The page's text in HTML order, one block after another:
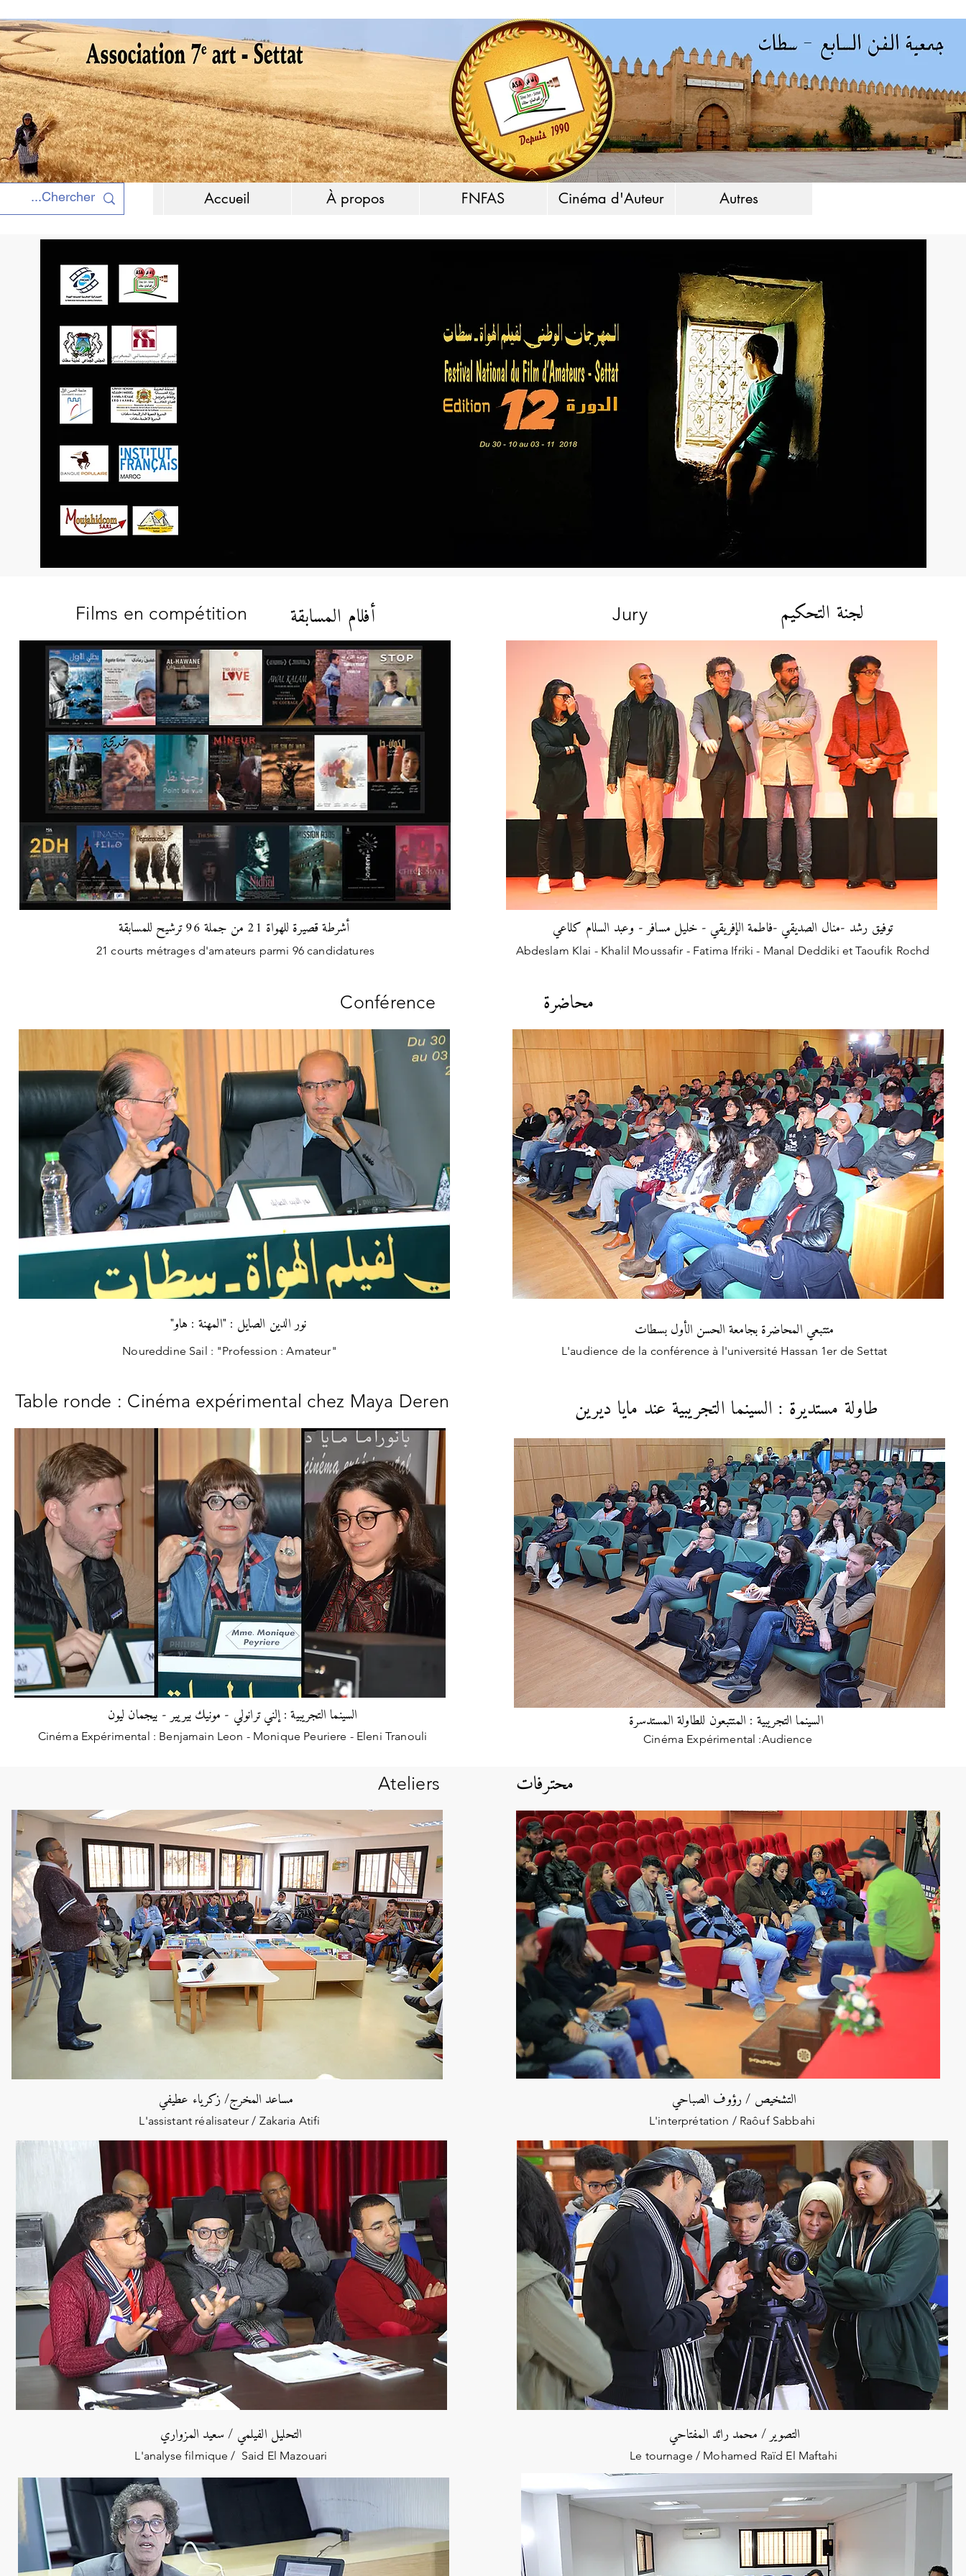
Accueil À propos FNFAS Cinéma d'Auteur Autres
Films en compétition أفلام المسابقة
أشرطة قصيرة للهواة 21 من جملة 96 ترشيح للمسابقة
21 courts métrages d'amateurs parmi 96 candidatures
Jury لجنة التحكيم
توفيق رشد -منال الصديقي -فاطمة الإفريقي - خليل مسافر - وعبد السلام كلاعي
Abdeslam Klai - Khalil Moussafir - Fatima Ifriki - Manal Deddiki et Taoufik Rochd
Conférence
نور الدين الصايل : "المهنة : هاو"
Noureddine Sail : "Profession : Amateur"
محاضرة
متتبعي المحاضرة بجامعة الحسن الأول بسطات
L'audience de la conférence à l'université Hassan 1er de Settat
Table ronde : Cinéma expérimental chez Maya Deren
السينما التجريبية : إلني ترانولي - مونيك بيريير - بيجمان ليون
Cinéma Expérimental : Benjamain Leon - Monique Peuriere - Eleni Tranouli
طاولة مستديرة : السينما التجريبية عند مايا ديرين
Cinéma Expérimental :Audience
السينما التجريبية : المتتبعون للطاولة المستدسرة
Ateliers
مساعد المخرج/ زكرياء عطيفي
L'assistant réalisateur / Zakaria Atifi
التحليل الفيلمي / سعيد المزواري
L'analyse filmique / Said El Mazouari
محترفات
التشخيص / رؤوف الصباحي
L'interprétation / Raôuf Sabbahi
التصوير / محمد رائد المفتاحي
Le tournage / Mohamed Raïd El Maftahi